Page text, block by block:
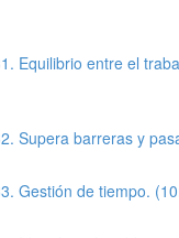
Equilibrio entre el
Supera barreras y
Gestión de tiempo.